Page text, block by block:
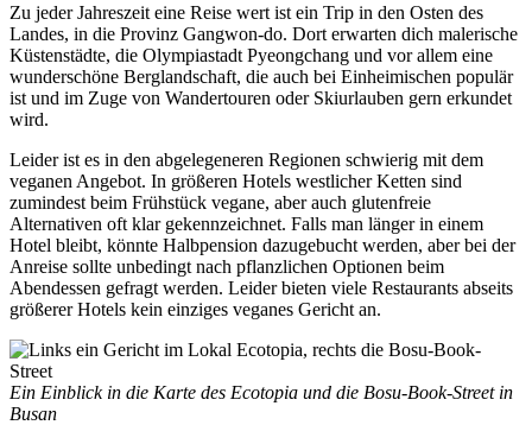
Zu jeder Jahreszeit eine Reise wert ist ein Trip in den Osten des
Landes, in die Provinz Gangwon-do. Dort erwarten dich malerische
Küstenstädte, die Olympiastadt Pyeongchang und vor allem eine
wunderschöne Berglandschaft, die auch bei Einheimischen populär
ist und im Zuge von Wandertouren oder Skiurlauben gern erkundet
wird.
Leider ist es in den abgelegeneren Regionen schwierig mit dem
veganen Angebot. In größeren Hotels westlicher Ketten sind
zumindest beim Frühstück vegane, aber auch glutenfreie
Alternativen oft klar gekennzeichnet. Falls man länger in einem
Hotel bleibt, könnte Halbpension dazugebucht werden, aber bei der
Anreise sollte unbedingt nach pflanzlichen Optionen beim
Abendessen gefragt werden. Leider bieten viele Restaurants abseits
größerer Hotels kein einziges veganes Gericht an.
Ein Einblick in die Karte des Ecotopia und die Bosu-Book-Street in
Busan